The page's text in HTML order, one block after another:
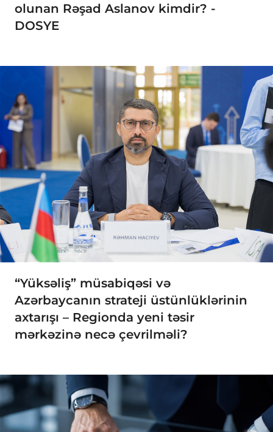
olunan Rəşad Aslanov kimdir? -
DOSYE
“Yüksəliş” müsabiqəsi və
Azərbaycanın strateji üstünlüklərinin
axtarışı – Regionda yeni təsir
mərkəzinə necə çevrilməli?